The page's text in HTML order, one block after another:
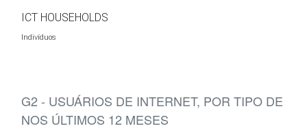
ICT HOUSEHOLDS
Indivíduos
G2 - USUÁRIOS DE INTERNET, POR TIPO DE
NOS ÚLTIMOS 12 MESES